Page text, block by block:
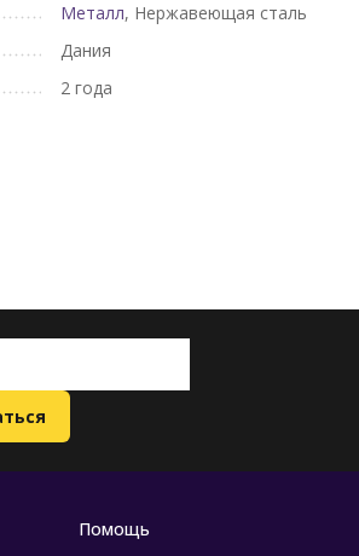
Металл, Нержавеющая сталь
Дания
2 года
Помощь